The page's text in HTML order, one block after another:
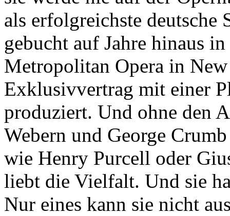
als erfolgreichste deutsche
gebucht auf Jahre hinaus
Metropolitan Opera in
Exklusivvertrag mit einer
produziert. Und ohne den
Webern und George
wie Henry Purcell oder
liebt die Vielfalt. Und sie
Nur eines kann sie nicht